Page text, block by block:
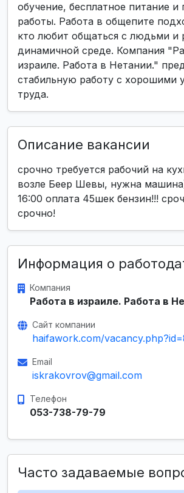
обучение, бесплатное питание и
работы. Работа в общепите
кто любит общаться с людьми и
динамичной среде. Компания
израиле. Работа в Нетании."
стабильную работу с хорошими
труда.
Описание вакансии
срочно требуется рабочий на
возле Беер Шевы, нужна
16:00 оплата 45шек бензин!!!
срочно!
Информация о
Компания
Работа в израиле. Работа в
Сайт компании
haifawork.com/
Email
iskrakovrov@gmail.com
Телефон
053-738-79-79
Часто задаваемые